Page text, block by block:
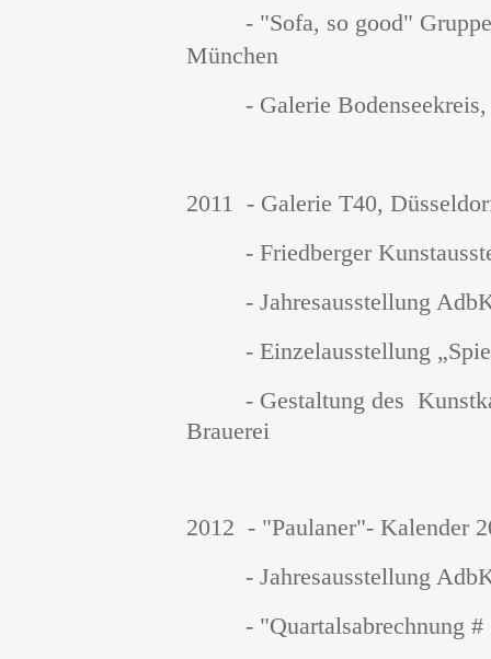
- "Sofa, so good"
München
- Galerie Bodenseekreis,
2011 - Galerie T40,
- Friedberger
- Jahresausstellung AdbK
- Einzelausstellung
- Gestaltung des
Brauerei
2012 - "Paulaner"- Kalender
- Jahresausstellung
- "Quartalsabrechnung #